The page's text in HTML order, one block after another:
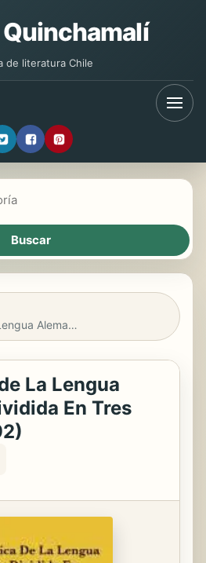
de literatura Chile
Gramatica de La Lengua Alemana Dividida En Tres Partes (1792)
La Lengua
En Tres